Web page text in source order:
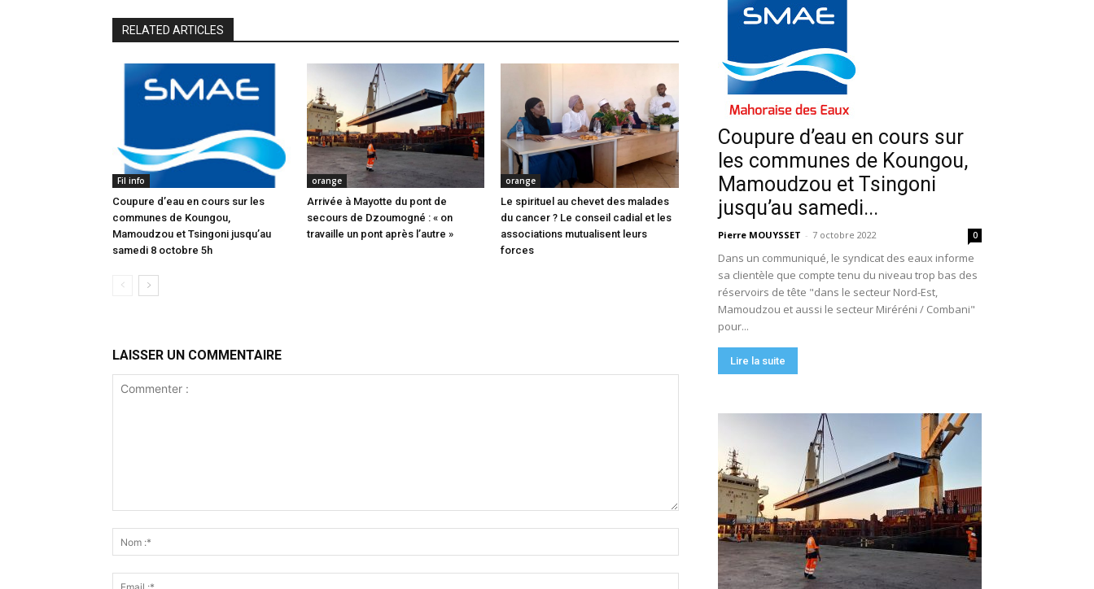
RELATED ARTICLES
Fil info
Coupure d’eau en cours sur les
communes de Koungou,
Mamoudzou et Tsingoni jusqu’au
samedi 8 octobre 5h
orange
Arrivée à Mayotte du pont de
secours de Dzoumogné : « on
travaille un pont après l’autre »
orange
Le spirituel au chevet des malades
du cancer ? Le conseil cadial et les
associations mutualisent leurs
forces
LAISSER UN COMMENTAIRE
:*
Coupure d’eau en cours sur
les communes de Koungou,
Mamoudzou et Tsingoni
jusqu’au samedi...
Pierre MOUYSSET - 7 octobre 2022 0
Dans un communiqué, le syndicat des eaux informe
sa clientèle que compte tenu du niveau trop bas des
réservoirs de tête "dans le secteur Nord-Est,
Mamoudzou et aussi le secteur Miréréni / Combani"
pour...
Lire la suite